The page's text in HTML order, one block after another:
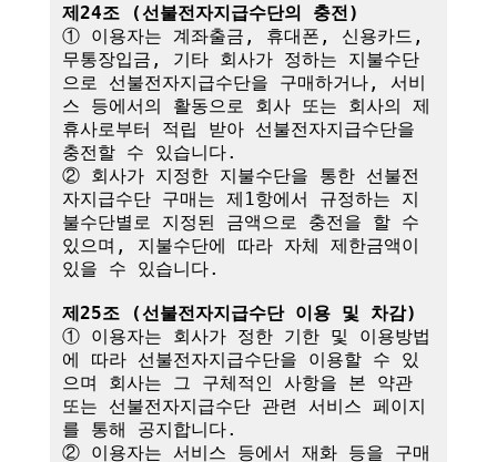
제24조 (선불전자지급수단의 충전)
① 이용자는 계좌출금, 휴대폰, 신용카드,
무통장입금, 기타 회사가 정하는 지불수단
으로 선불전자지급수단을 구매하거나, 서비
스 등에서의 활동으로 회사 또는 회사의 제
휴사로부터 적립 받아 선불전자지급수단을
충전할 수 있습니다.
② 회사가 지정한 지불수단을 통한 선불전
자지급수단 구매는 제1항에서 규정하는 지
불수단별로 지정된 금액으로 충전을 할 수
있으며, 지불수단에 따라 자체 제한금액이
있을 수 있습니다.
제25조 (선불전자지급수단 이용 및 차감)
① 이용자는 회사가 정한 기한 및 이용방법
에 따라 선불전자지급수단을 이용할 수 있
으며 회사는 그 구체적인 사항을 본 약관
또는 선불전자지급수단 관련 서비스 페이지
를 통해 공지합니다.
② 이용자는 서비스 등에서 재화 등을 구매